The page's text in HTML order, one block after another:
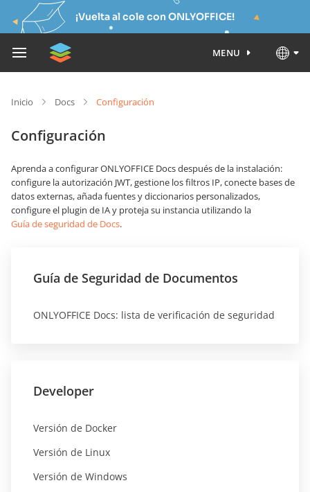
¡Vuelta al cole con ONLYOFFICE!
MENU
Inicio Docs Configuración
Configuración
Aprenda a configurar ONLYOFFICE Docs después de la instalación:
configure la autorización JWT, gestione los filtros IP, conecte bases de
datos externas, añada fuentes y diccionarios personalizados,
configure el plugin de IA y proteja su instancia utilizando la
Guía de seguridad de Docs.
Guía de Seguridad de Documentos
ONLYOFFICE Docs: lista de verificación de seguridad
Developer
Versión de Docker
Versión de Linux
Versión de Windows